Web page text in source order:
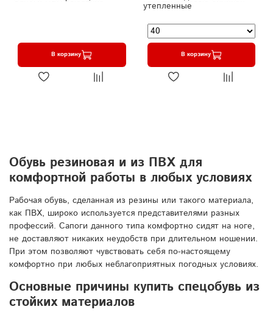
В корзину
утепленные
В корзину
Обувь резиновая и из ПВХ для
комфортной работы в любых условиях
Рабочая обувь, сделанная из резины или такого материала,
как ПВХ, широко используется представителями разных
профессий. Сапоги данного типа комфортно сидят на ноге,
не доставляют никаких неудобств при длительном ношении.
При этом позволяют чувствовать себя по-настоящему
комфортно при любых неблагоприятных погодных условиях.
Основные причины купить спецобувь из
стойких материалов